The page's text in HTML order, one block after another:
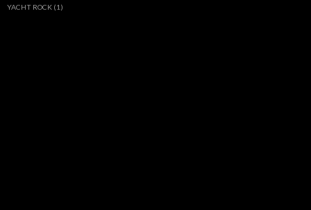
YACHT ROCK (1)